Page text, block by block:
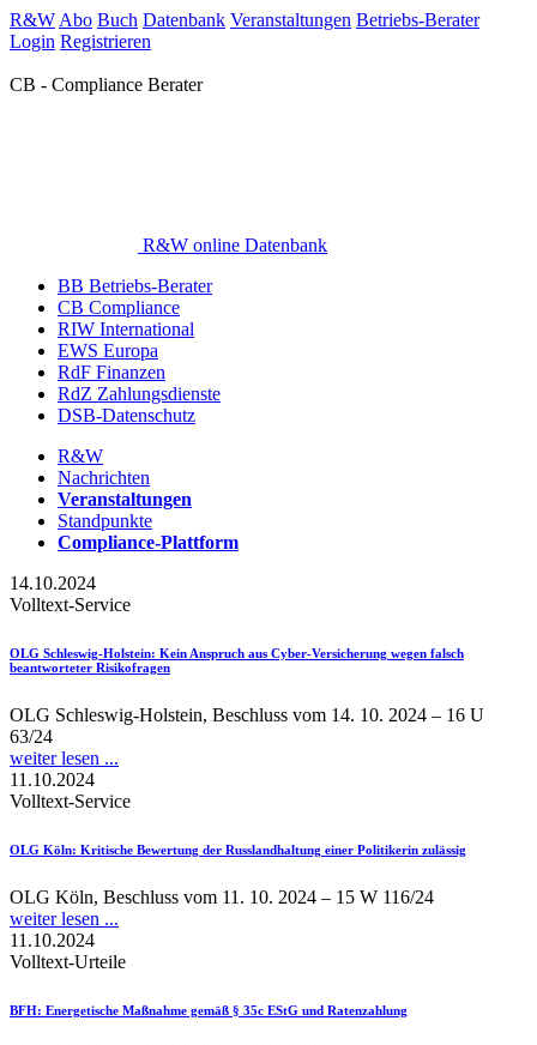
R&W Abo Buch Datenbank Veranstaltungen Betriebs-Berater
Login Registrieren
CB - Compliance Berater
R&W online Datenbank
BB Betriebs-Berater
CB Compliance
RIW International
EWS Europa
RdF Finanzen
RdZ Zahlungsdienste
DSB-Datenschutz
R&W
Nachrichten
Veranstaltungen
Standpunkte
Compliance-Plattform
14.10.2024
Volltext-Service
OLG Schleswig-Holstein: Kein Anspruch aus Cyber-Versicherung wegen falsch
beantworteter Risikofragen
OLG Schleswig-Holstein, Beschluss vom 14. 10. 2024 – 16 U
63/24
weiter lesen ...
11.10.2024
Volltext-Service
OLG Köln: Kritische Bewertung der Russlandhaltung einer Politikerin zulässig
OLG Köln, Beschluss vom 11. 10. 2024 – 15 W 116/24
weiter lesen ...
11.10.2024
Volltext-Urteile
BFH: Energetische Maßnahme gemäß § 35c EStG und Ratenzahlung